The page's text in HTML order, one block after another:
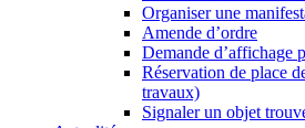
Organiser une
Amende d’ordre
Demande d’affichage
Réservation de place
travaux)
Signaler un objet